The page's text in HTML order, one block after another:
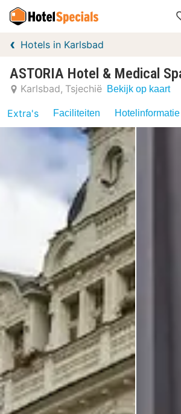
Hotels in Karlsbad
ASTORIA Hotel & Medical
Karlsbad Tsjechië Bekijk op kaart
Extra's Faciliteiten Hotelinformatie